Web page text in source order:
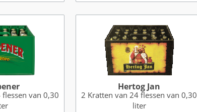
van 0,30
Hertog Jan
2 Kratten van 24 flessen van 0,30
liter